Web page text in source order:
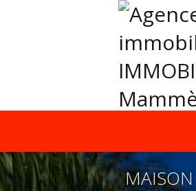
MAISON